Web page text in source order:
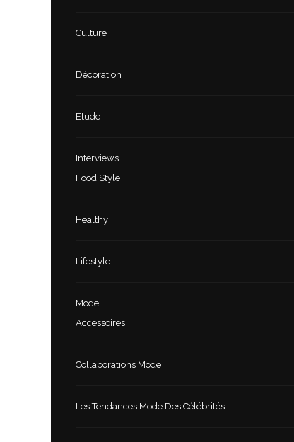
Culture
Décoration
Etude
Interviews
Food Style
Healthy
Lifestyle
Mode
Accessoires
Collaborations Mode
Les Tendances Mode Des Célébrités